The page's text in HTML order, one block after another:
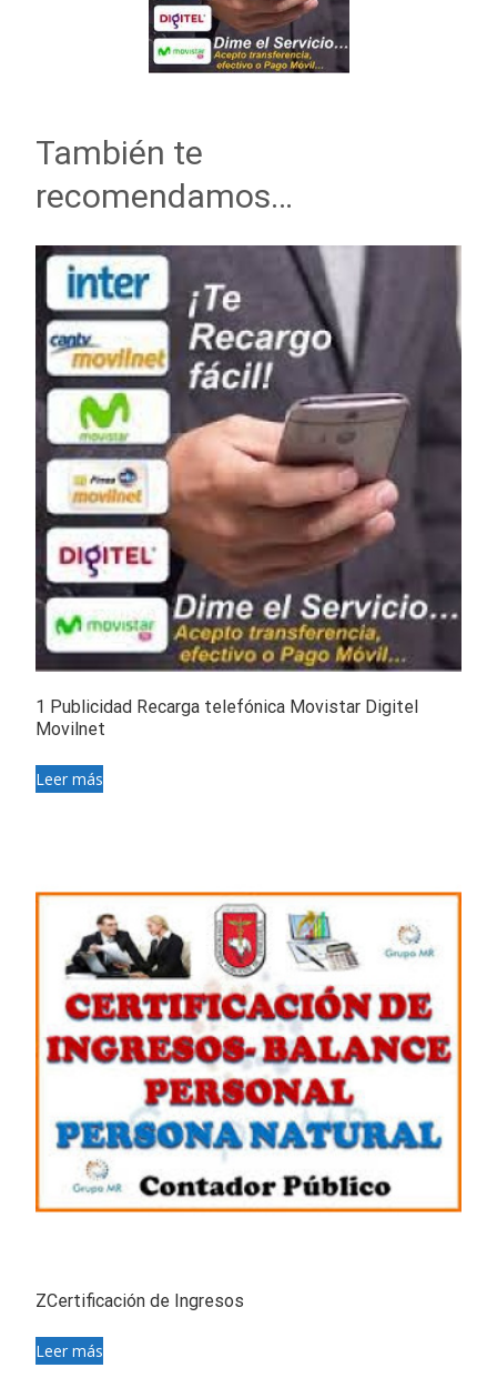
También te
recomendamos…
1 Publicidad Recarga telefónica Movistar Digitel
Movilnet
Leer más
ZCertificación de Ingresos
Leer más